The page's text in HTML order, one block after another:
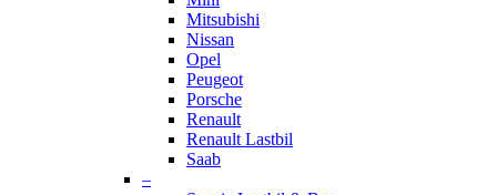
Mitsubishi
Nissan
Opel
Peugeot
Porsche
Renault
Renault Lastbil
Saab
–